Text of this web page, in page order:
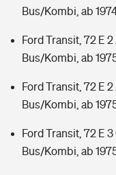
Bus/Kombi, ab
Ford Transit, 72 E
Bus/Kombi, ab
Ford Transit, 72 E 2
Bus/Kombi, ab
Ford Transit, 72 E 3
Bus/Kombi, ab